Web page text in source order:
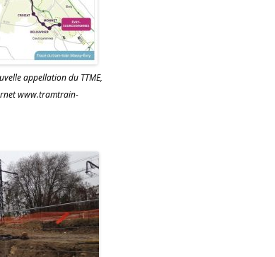
appellation du TTME,
www.tramtrain-